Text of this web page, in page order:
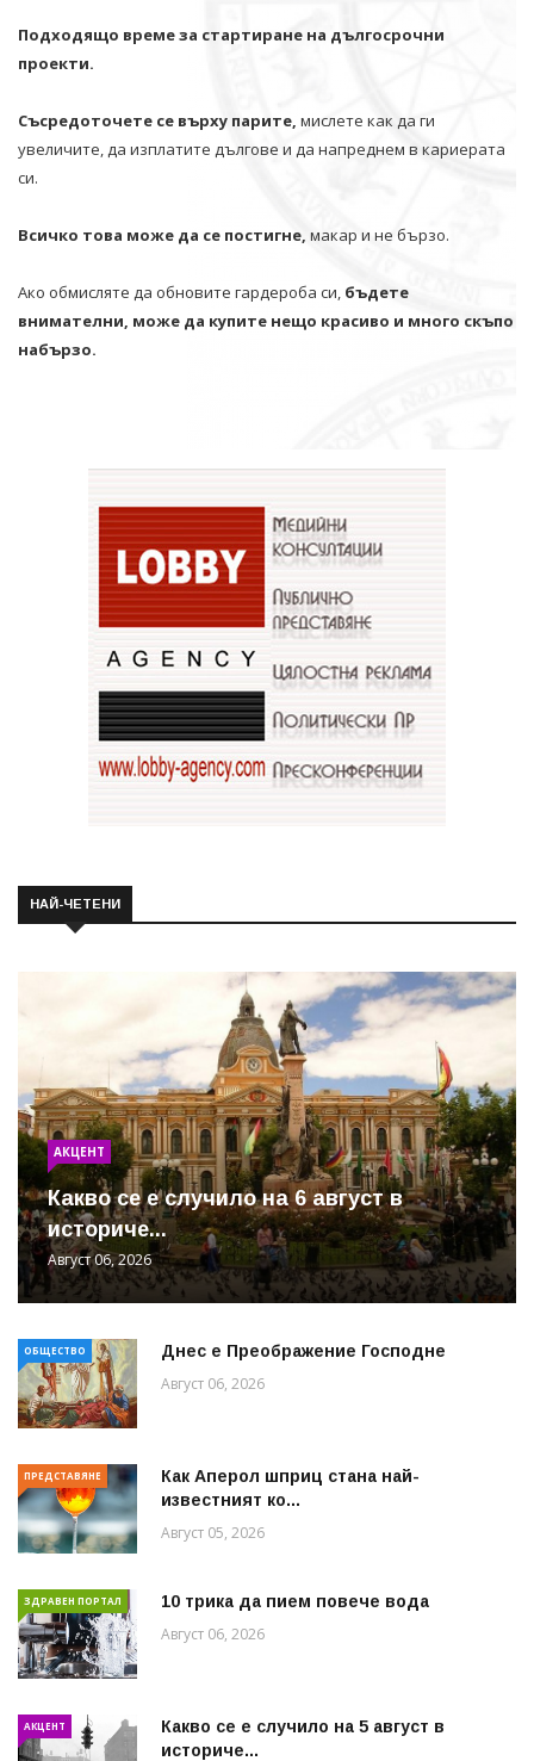
Подходящо време за стартиране на дългосрочни
проекти.
Съсредоточете се върху парите, мислете как да ги
увеличите, да изплатите дългове и да напреднем в кариерата
си.
Всичко това може да се постигне, макар и не бързо.
Ако обмисляте да обновите гардероба си, бъдете
внимателни, може да купите нещо красиво и много скъпо
набързо.
НАЙ-ЧЕТЕНИ
АКЦЕНТ
Какво се е случило на 6 август в
историче...
Август 06, 2026
ОБЩЕСТВО Днес е Преображение Господне
Август 06, 2026
ПРЕДСТАВЯНЕ
Как Аперол шприц стана най-
известният ко...
Август 05, 2026
ЗДРАВЕН ПОРТАЛ 10 трика да пием повече вода
Август 06, 2026
АКЦЕНТ
Какво се е случило на 5 август в
историче...